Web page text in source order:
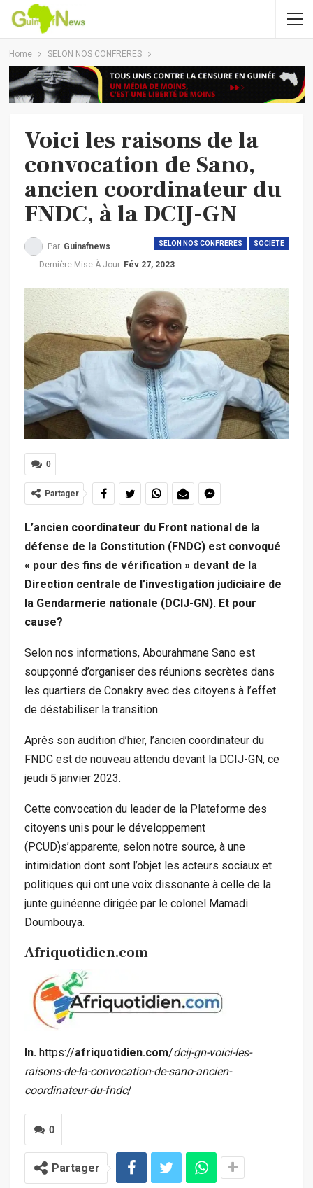
Home SELON NOS CONFRERES
Voici les raisons de la
convocation de Sano,
ancien coordinateur du
FNDC, à la DCIJ-GN
SELON NOS CONFRERES SOCIETE
Par Guinafnews
Dernière Mise À Jour Fév 27, 2023
0
Partager
L’ancien coordinateur du Front national de la
défense de la Constitution (FNDC) est convoqué
« pour des fins de vérification » devant de la
Direction centrale de l’investigation judiciaire de
la Gendarmerie nationale (DCIJ-GN). Et pour
cause?
Selon nos informations, Abourahmane Sano est
soupçonné d’organiser des réunions secrètes dans
les quartiers de Conakry avec des citoyens à l’effet
de déstabiliser la transition.
Après son audition d’hier, l’ancien coordinateur du
FNDC est de nouveau attendu devant la DCIJ-GN, ce
jeudi 5 janvier 2023.
Cette convocation du leader de la Plateforme des
citoyens unis pour le développement
(PCUD)s’apparente, selon notre source, à une
intimidation dont sont l’objet les acteurs sociaux et
politiques qui ont une voix dissonante à celle de la
junte guinéenne dirigée par le colonel Mamadi
Doumbouya.
Afriquotidien.com
In. https://afriquotidien.com/dcij-gn-voici-les-
raisons-de-la-convocation-de-sano-ancien-
coordinateur-du-fndc/
0
Partager